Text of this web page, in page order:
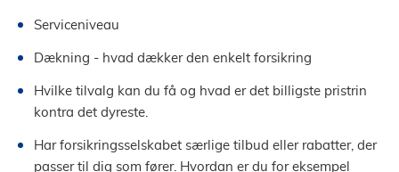
Serviceniveau
Dækning - hvad dækker den enkelt forsikring
Hvilke tilvalg kan du få og hvad er det billigste pristrin
kontra det dyreste.
Har forsikringsselskabet særlige tilbud eller rabatter, der
passer til dig som fører. Hvordan er du for eksempel